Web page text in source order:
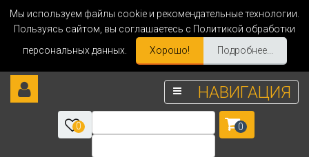
Мы используем файлы cookie и рекомендательные технологии.
Пользуясь сайтом, вы соглашаетесь с Политикой обработки
персональных данных.
Хорошо! Подробнее...
НАВИГАЦИЯ
0 0